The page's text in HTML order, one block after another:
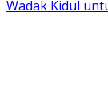
Wadak Kidul